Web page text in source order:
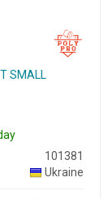
SMALL
101381
Ukraine